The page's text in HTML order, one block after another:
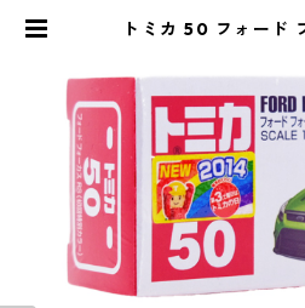
トミカ 50 フォード